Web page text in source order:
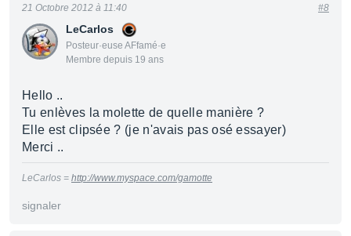
LeCarlos
Posteur·euse AFfamé·e
Membre depuis 19 ans
21 Octobre 2012 à 11:40 #8
Hello ..
Tu enlèves la molette de quelle manière ?
Elle est clipsée ? (je n'avais pas osé essayer)
Merci ..
LeCarlos = http://www.myspace.com/gamotte
signaler